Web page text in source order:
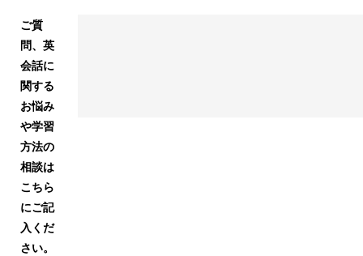
ご質
問、英
会話に
関する
お悩み
や学習
方法の
相談は
こちら
にご記
入くだ
さい。